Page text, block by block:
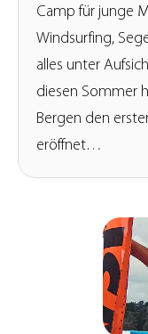
Camp für junge
Windsurfing,
alles unter
diesen Sommer
Bergen den
eröffnet…